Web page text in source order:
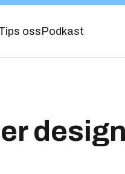
oss Podkast